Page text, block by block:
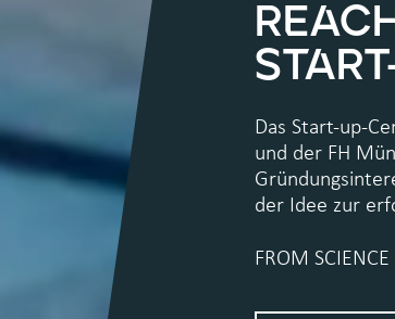
REACH
AKTUELLES
Über
Das Start-up-
und der FH
der Idee zur
FROM SCIENCE